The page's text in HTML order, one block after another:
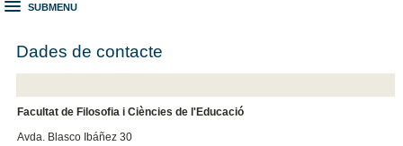
SUBMENU
Dades de contacte
Facultat de Filosofia i Ciències de l'Educació
Avda. Blasco Ibáñez 30